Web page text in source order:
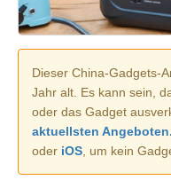
Dieser China-Gadgets-
Jahr alt. Es kann sein,
oder das Gadget
aktuellsten Angeboten.
oder iOS, um kein